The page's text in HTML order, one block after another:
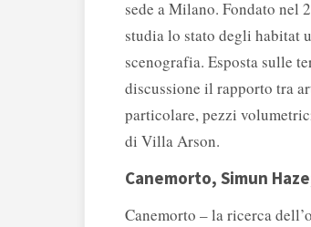
sede a Milano. Fondato nel
studia lo stato degli habitat
scenografia. Esposta sulle
discussione il rapporto tra
particolare, pezzi
di Villa Arson.
Canemorto, Simun
Canemorto – la ricerca